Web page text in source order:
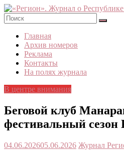
Skip
to
content
«Регион».
Журнал
Республике
Коми
Главная
Архив номеров
Реклама
Контакты
На полях журнала
В центре внимания
Беговой клуб
фестивальный сезон
04.06.202605.06.2026 Журнал